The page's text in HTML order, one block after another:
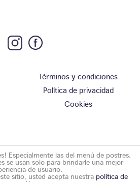
Términos y condiciones
Política de privacidad
Cookies
Especialmente las del menú de postres.
se usan solo para brindarle una mejor
de usuario.
sitio, usted acepta nuestra política de